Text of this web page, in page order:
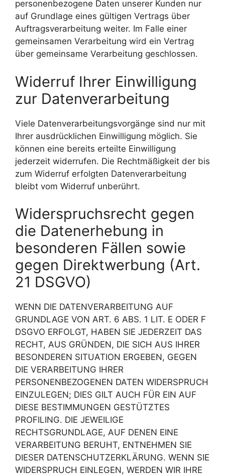
personenbezogene Daten unserer Kunden nur
auf Grundlage eines gültigen Vertrags über
Auftragsverarbeitung weiter. Im Falle einer
gemeinsamen Verarbeitung wird ein Vertrag
über gemeinsame Verarbeitung geschlossen.
Widerruf Ihrer Einwilligung
zur Datenverarbeitung
Viele Datenverarbeitungsvorgänge sind nur mit
Ihrer ausdrücklichen Einwilligung möglich. Sie
können eine bereits erteilte Einwilligung
jederzeit widerrufen. Die Rechtmäßigkeit der bis
zum Widerruf erfolgten Datenverarbeitung
bleibt vom Widerruf unberührt.
Widerspruchsrecht gegen
die Datenerhebung in
besonderen Fällen sowie
gegen Direktwerbung (Art.
21 DSGVO)
WENN DIE DATENVERARBEITUNG AUF
GRUNDLAGE VON ART. 6 ABS. 1 LIT. E ODER F
DSGVO ERFOLGT, HABEN SIE JEDERZEIT DAS
RECHT, AUS GRÜNDEN, DIE SICH AUS IHRER
BESONDEREN SITUATION ERGEBEN, GEGEN
DIE VERARBEITUNG IHRER
PERSONENBEZOGENEN DATEN WIDERSPRUCH
EINZULEGEN; DIES GILT AUCH FÜR EIN AUF
DIESE BESTIMMUNGEN GESTÜTZTES
PROFILING. DIE JEWEILIGE
RECHTSGRUNDLAGE, AUF DENEN EINE
VERARBEITUNG BERUHT, ENTNEHMEN SIE
DIESER DATENSCHUTZERKLÄRUNG. WENN SIE
WIDERSPRUCH EINLEGEN, WERDEN WIR IHRE